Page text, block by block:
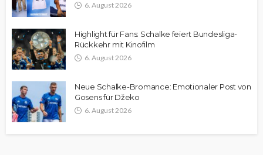
6. August 2026
Highlight für Fans: Schalke feiert Bundesliga-
Rückkehr mit Kinofilm
6. August 2026
Neue Schalke-Bromance: Emotionaler Post von
Gosens für Džeko
6. August 2026